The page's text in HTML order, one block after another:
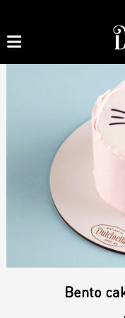
062
Торт на
Bento